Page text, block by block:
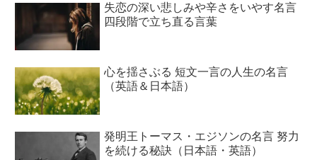
失恋の深い悲しみや辛さをいやす名言
四段階で立ち直る言葉
心を揺さぶる 短文一言の人生の名言
（英語＆日本語）
発明王トーマス・エジソンの名言 努力
を続ける秘訣（日本語・英語）